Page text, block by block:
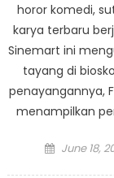
horor komedi,
karya terbaru
Sinemart ini
tayang di
penayangannya,
menampilkan
Posted
June 18,